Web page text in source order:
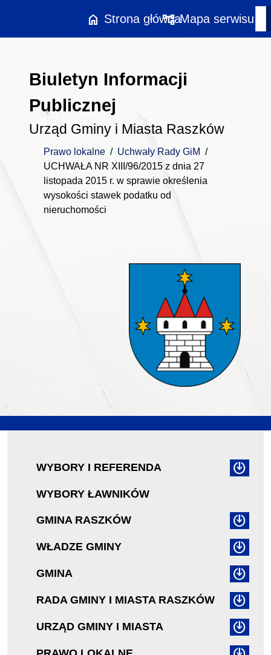
home Strona główna
account_treeMapa serwisu
Biuletyn Informacji
Publicznej
Urząd Gminy i Miasta Raszków
Prawo lokalne / Uchwały Rady GiM /
UCHWAŁA NR XIII/96/2015 z dnia 27
listopada 2015 r. w sprawie określenia
wysokości stawek podatku od
nieruchomości
WYBORY I REFERENDA
WYBORY ŁAWNIKÓW
GMINA RASZKÓW
WŁADZE GMINY
GMINA
RADA GMINY I MIASTA RASZKÓW
URZĄD GMINY I MIASTA